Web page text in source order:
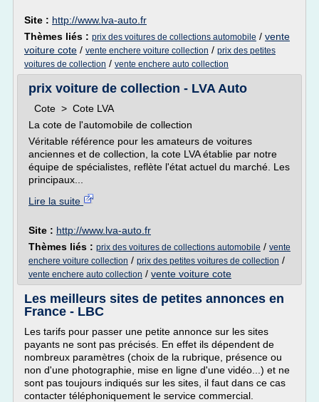
Site : http://www.lva-auto.fr
Thèmes liés : prix des voitures de collections automobile / vente
voiture cote / vente enchere voiture collection / prix des petites
voitures de collection / vente enchere auto collection
prix voiture de collection - LVA Auto
Cote > Cote LVA
La cote de l'automobile de collection
Véritable référence pour les amateurs de voitures
anciennes et de collection, la cote LVA établie par notre
équipe de spécialistes, reflète l'état actuel du marché. Les
principaux...
Lire la suite
Site : http://www.lva-auto.fr
Thèmes liés : prix des voitures de collections automobile / vente
enchere voiture collection / prix des petites voitures de collection /
vente enchere auto collection / vente voiture cote
Les meilleurs sites de petites annonces en
France - LBC
Les tarifs pour passer une petite annonce sur les sites
payants ne sont pas précisés. En effet ils dépendent de
nombreux paramètres (choix de la rubrique, présence ou
non d'une photographie, mise en ligne d'une vidéo...) et ne
sont pas toujours indiqués sur les sites, il faut dans ce cas
contacter téléphoniquement le service commercial.